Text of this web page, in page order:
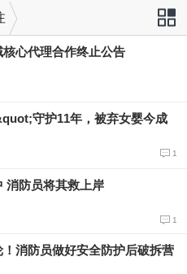
心代理合作终止公告
守护11年，被弃女婴今成
1
消防员将其救上岸
1
消防员做好安全防护后破拆营